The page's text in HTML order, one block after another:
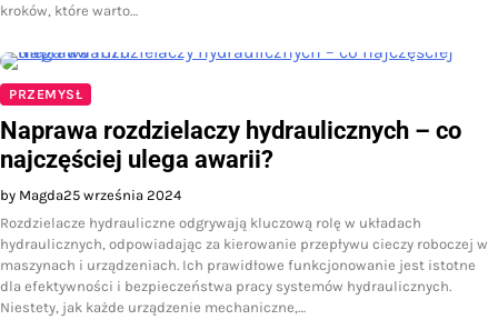
kroków, które warto…
PRZEMYSŁ
Naprawa rozdzielaczy hydraulicznych – co
najczęściej ulega awarii?
by Magda25 września 2024
Rozdzielacze hydrauliczne odgrywają kluczową rolę w układach
hydraulicznych, odpowiadając za kierowanie przepływu cieczy roboczej w
maszynach i urządzeniach. Ich prawidłowe funkcjonowanie jest istotne
dla efektywności i bezpieczeństwa pracy systemów hydraulicznych.
Niestety, jak każde urządzenie mechaniczne,…